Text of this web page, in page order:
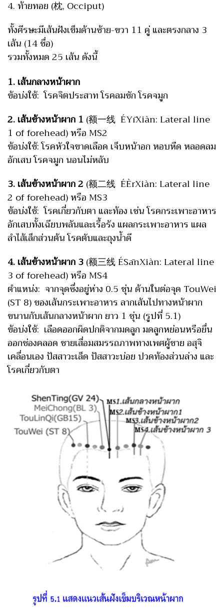
4. ท้ายทอย (枕, Occiput)
ทั้งศีรษะมีเส้นฝังเข็มด้านซ้าย-ขวา 11 คู่ และตรงกลาง 3
เส้น (14 ชื่อ)
รวมทั้งหมด 25 เส้น ดังนี้
1. เส้นกลางหน้าผาก
ข้อบ่งใช้: โรคจิตประสาท โรคลมชัก โรคจมูก
2. เส้นข้างหน้าผาก 1 (额一线 ÉYīXiàn: Lateral line
1 of forehead) หรือ MS2
ข้อบ่งใช้: โรคหัวใจขาดเลือด เจ็บหน้าอก หอบหืด หลอดลม
อักเสบ โรคจมูก นอนไม่หลับ
3. เส้นข้างหน้าผาก 2 (额二线 ÉÈrXiàn: Lateral line
2 of forehead) หรือ MS3
ข้อบ่งใช้: โรคเกี่ยวกับตา และท้อง เช่น โรคกระเพาะอาหาร
อักเสบทั้งเฉียบพลันและเรื้อรัง แผลกระเพาะอาหาร แผล
ลำไส้เล็กส่วนต้น โรคตับและถุงน้ำดี
4. เส้นข้างหน้าผาก 3(额三线 ÉSānXiàn: Lateral line
3 of forehead) หรือ MS4
ตำแหน่ง: จากจุดซึ่งอยู่ห่าง 0.5 ชุ่น ด้านในต่อจุด TouWei
(ST 8) ของเส้นกระเพาะอาหาร ลากเส้นไปทางหน้าผาก
ขนานกับเส้นกลางหน้าผาก ยาว 1 ชุ่น (รูปที่ 5.1)
ข้อบ่งใช้: เลือดออกผิดปกติจากมดลูก มดลูกหย่อนหรือยื่น
ออกช่องคลอด ชายเสื่อมสมรรถภาพทางเพศผู้ชาย อสุจิ
เคลื่อนเอง ปัสสาวะเล็ด ปัสสาวะบ่อย ปวดท้องส่วนล่าง และ
โรคเกี่ยวกับตา